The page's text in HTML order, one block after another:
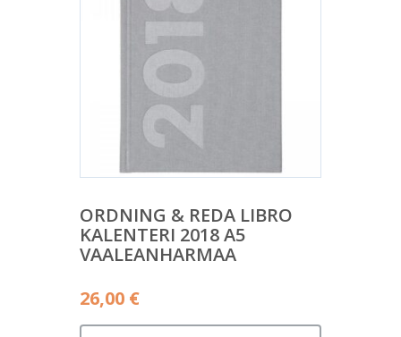
ORDNING & REDA LIBRO
KALENTERI 2018 A5
VAALEANHARMAA
26,00 €